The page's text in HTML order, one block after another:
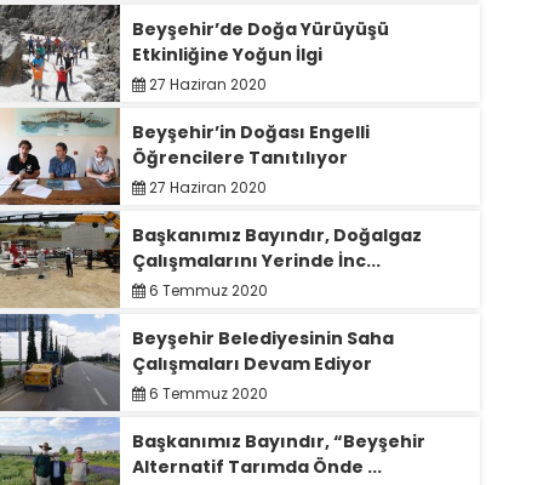
Beyşehir’de Doğa Yürüyüşü
Etkinliğine Yoğun İlgi
27 Haziran 2020
Beyşehir’in Doğası Engelli
Öğrencilere Tanıtılıyor
27 Haziran 2020
Başkanımız Bayındır, Doğalgaz
Çalışmalarını Yerinde İnc...
6 Temmuz 2020
Beyşehir Belediyesinin Saha
Çalışmaları Devam Ediyor
6 Temmuz 2020
Başkanımız Bayındır, “Beyşehir
Alternatif Tarımda Önde ...